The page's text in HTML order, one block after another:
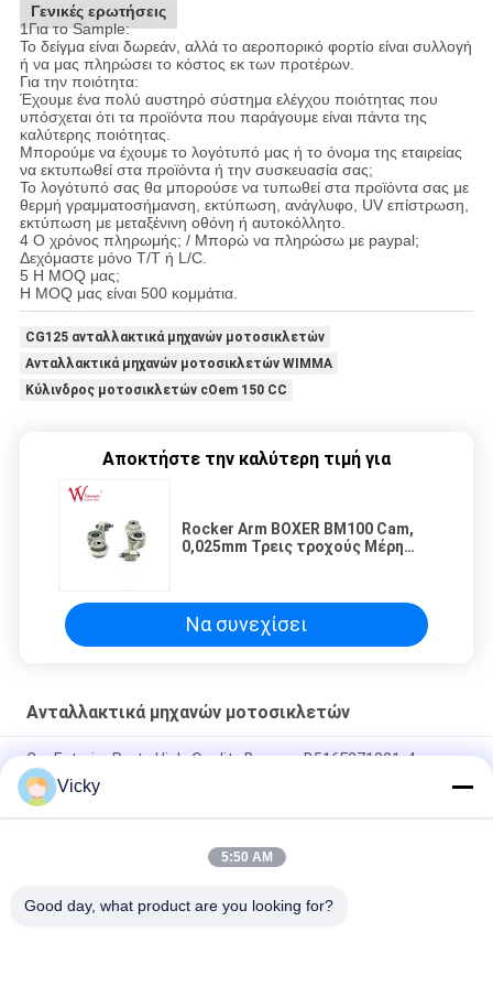
Γενικές ερωτήσεις
1Για το Sample:
Το δείγμα είναι δωρεάν, αλλά το αεροπορικό φορτίο είναι συλλογή
ή να μας πληρώσει το κόστος εκ των προτέρων.
Για την ποιότητα:
Έχουμε ένα πολύ αυστηρό σύστημα ελέγχου ποιότητας που
υπόσχεται ότι τα προϊόντα που παράγουμε είναι πάντα της
καλύτερης ποιότητας.
Μπορούμε να έχουμε το λογότυπό μας ή το όνομα της εταιρείας
να εκτυπωθεί στα προϊόντα ή την συσκευασία σας;
Το λογότυπό σας θα μπορούσε να τυπωθεί στα προϊόντα σας με
θερμή γραμματοσήμανση, εκτύπωση, ανάγλυφο, UV επίστρωση,
εκτύπωση με μεταξένινη οθόνη ή αυτοκόλλητο.
4 Ο χρόνος πληρωμής; / Μπορώ να πληρώσω με paypal;
Δεχόμαστε μόνο T/T ή L/C.
5 Η MOQ μας;
Η MOQ μας είναι 500 κομμάτια.
CG125 ανταλλακτικά μηχανών μοτοσικλετών
Ανταλλακτικά μηχανών μοτοσικλετών WIMMA
Κύλινδρος μοτοσικλετών cOem 150 CC
Αποκτήστε την καλύτερη τιμή για
Rocker Arm BOXER BM100 Cam,
0,025mm Τρεις τροχούς Μέρη
Να συνεχίσει
Ανταλλακτικά μηχανών μοτοσικλετών
Car Exterior Parts High-Quality Bumper B516F271301-4
CHANAN OSHAN​ Z6 Starry White
Αρχάριος κινητήρας Honda EX5 Εναλλακτικά για κινητήρα
Vicky
5:50 AM
Good day, what product are you looking for?